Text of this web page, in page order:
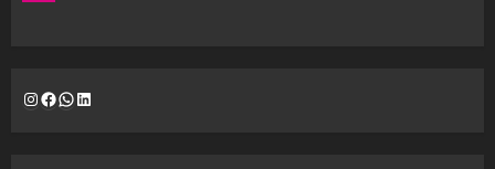
Instagram
Facebook
WhatsApp
LinkedIn